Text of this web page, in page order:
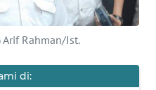
Arif Rahman/Ist.
di: